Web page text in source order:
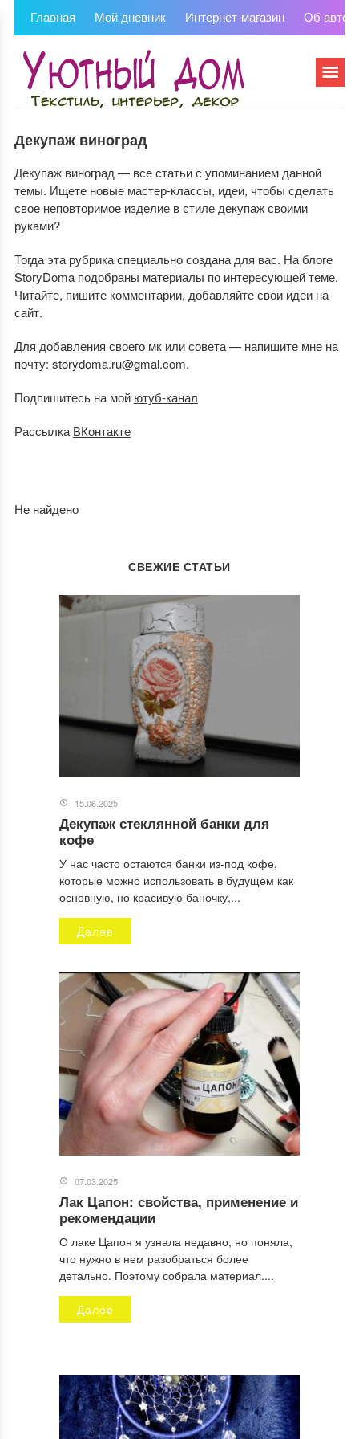
Главная Мой дневник Интернет-магазин Об
Декупаж виноград
Декупаж виноград — все статьи с упоминанием данной
темы. Ищете новые мастер-классы, идеи, чтобы сделать
свое неповторимое изделие в стиле декупаж своими
руками?
Тогда эта рубрика специально создана для вас. На блоге
StoryDoma подобраны материалы по интересующей теме.
Читайте, пишите комментарии, добавляйте свои идеи на
сайт.
Для добавления своего мк или совета — напишите мне на
почту: storydoma.ru@gmal.com.
Подпишитесь на мой ютуб-канал
Рассылка ВКонтакте
Не найдено
СВЕЖИЕ СТАТЬИ
15.06.2025
Декупаж стеклянной банки для
кофе
У нас часто остаются банки из-под кофе,
которые можно использовать в будущем как
основную, но красивую баночку,...
Далее
07.03.2025
Лак Цапон: свойства, применение и
рекомендации
О лаке Цапон я узнала недавно, но поняла,
что нужно в нем разобраться более
детально. Поэтому собрала материал....
Далее